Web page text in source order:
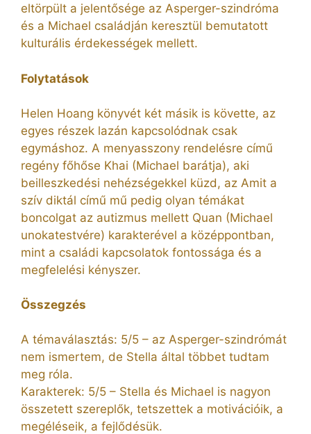
eltörpült a jelentősége az Asperger-szindróma
és a Michael családján keresztül bemutatott
kulturális érdekességek mellett.
Folytatások
Helen Hoang könyvét két másik is követte, az
egyes részek lazán kapcsolódnak csak
egymáshoz. A menyasszony rendelésre című
regény főhőse Khai (Michael barátja), aki
beilleszkedési nehézségekkel küzd, az Amit a
szív diktál című mű pedig olyan témákat
boncolgat az autizmus mellett Quan (Michael
unokatestvére) karakterével a középpontban,
mint a családi kapcsolatok fontossága és a
megfelelési kényszer.
Összegzés
A témaválasztás: 5/5 – az Asperger-szindrómát
nem ismertem, de Stella által többet tudtam
meg róla.
Karakterek: 5/5 – Stella és Michael is nagyon
összetett szereplők, tetszettek a motivációik, a
megéléseik, a fejlődésük.